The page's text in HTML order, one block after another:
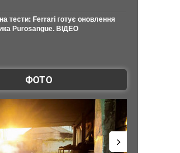
тести: Ferrari готує оновлення
Purosangue. ВІДЕО
ФОТО